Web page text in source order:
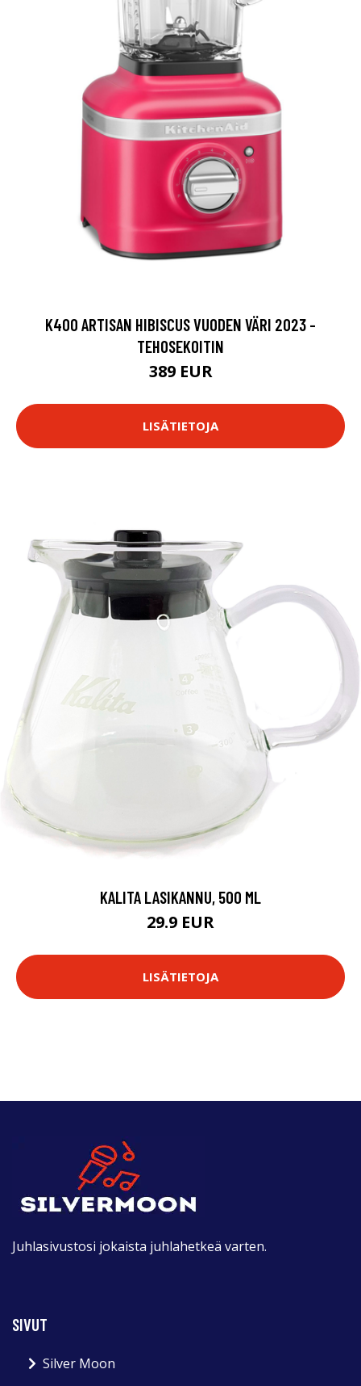
K400 ARTISAN HIBISCUS VUODEN VÄRI 2023 -
TEHOSEKOITIN
389 EUR
LISÄTIETOJA
KALITA LASIKANNU, 500 ML
29.9 EUR
LISÄTIETOJA
Juhlasivustosi jokaista juhlahetkeä varten.
SIVUT
Silver Moon